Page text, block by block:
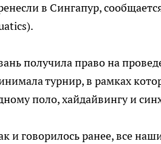
в Сингапур,
получила право на
турнир, в рамках
поло, хайдайвингу и
и говорилось ранее, все